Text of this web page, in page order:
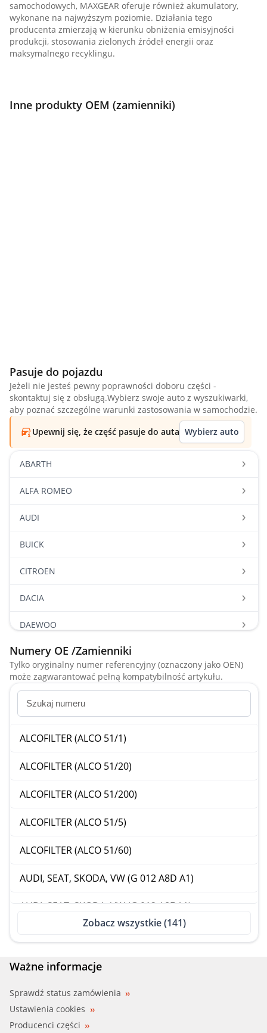
samochodowych, MAXGEAR oferuje również akumulatory,
wykonane na najwyższym poziomie. Działania tego
producenta zmierzają w kierunku obniżenia emisyjności
produkcji, stosowania zielonych źródeł energii oraz
maksymalnego recyklingu.
Inne produkty OEM (zamienniki)
Pasuje do pojazdu
Jeżeli nie jesteś pewny poprawności doboru części -
skontaktuj się z obsługą.Wybierz swoje auto z wyszukiwarki,
aby poznać szczególne warunki zastosowania w samochodzie.
Upewnij się, że część pasuje do auta Wybierz auto
ABARTH
ALFA ROMEO
AUDI
BUICK
CITROEN
DACIA
DAEWOO
DAIHATSU
FIAT
FORD
FORD USA
MAZDA
MERCEDES-BENZ
MINI
MITSUBISHI
Numery OE /Zamienniki
Tylko oryginalny numer referencyjny (oznaczony jako OEN)
może zagwarantować pełną kompatybilność artykułu.
ALCOFILTER (ALCO 51/1)
ALCOFILTER (ALCO 51/20)
ALCOFILTER (ALCO 51/200)
ALCOFILTER (ALCO 51/5)
ALCOFILTER (ALCO 51/60)
AUDI, SEAT, SKODA, VW (G 012 A8D A1)
AUDI, SEAT, SKODA, VW (G 012 A8F A1)
BBR (001-10-23312)
BBR (001-10-23313)
Zobacz wszystkie (141)
Ważne informacje
Sprawdź status zamówienia
Ustawienia cookies
Producenci części